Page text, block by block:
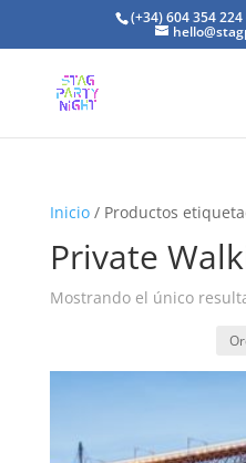
(+34) 604 354
Inicio/ Productos
Private
Mostrando el único